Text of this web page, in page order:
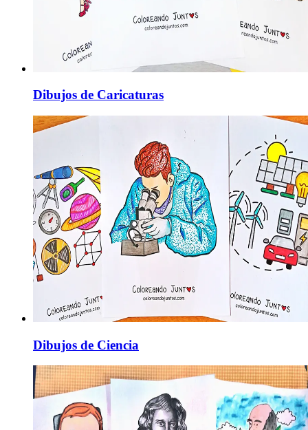
Dibujos de Caricaturas
Dibujos de Ciencia